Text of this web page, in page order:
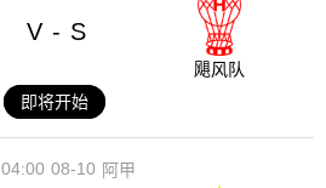
V - S
飓风队
即将开始
08-10
04:00 阿甲